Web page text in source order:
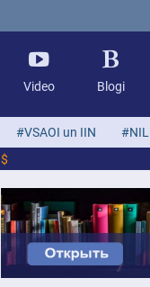
Video Blogi
#VSAOI un IIN
$